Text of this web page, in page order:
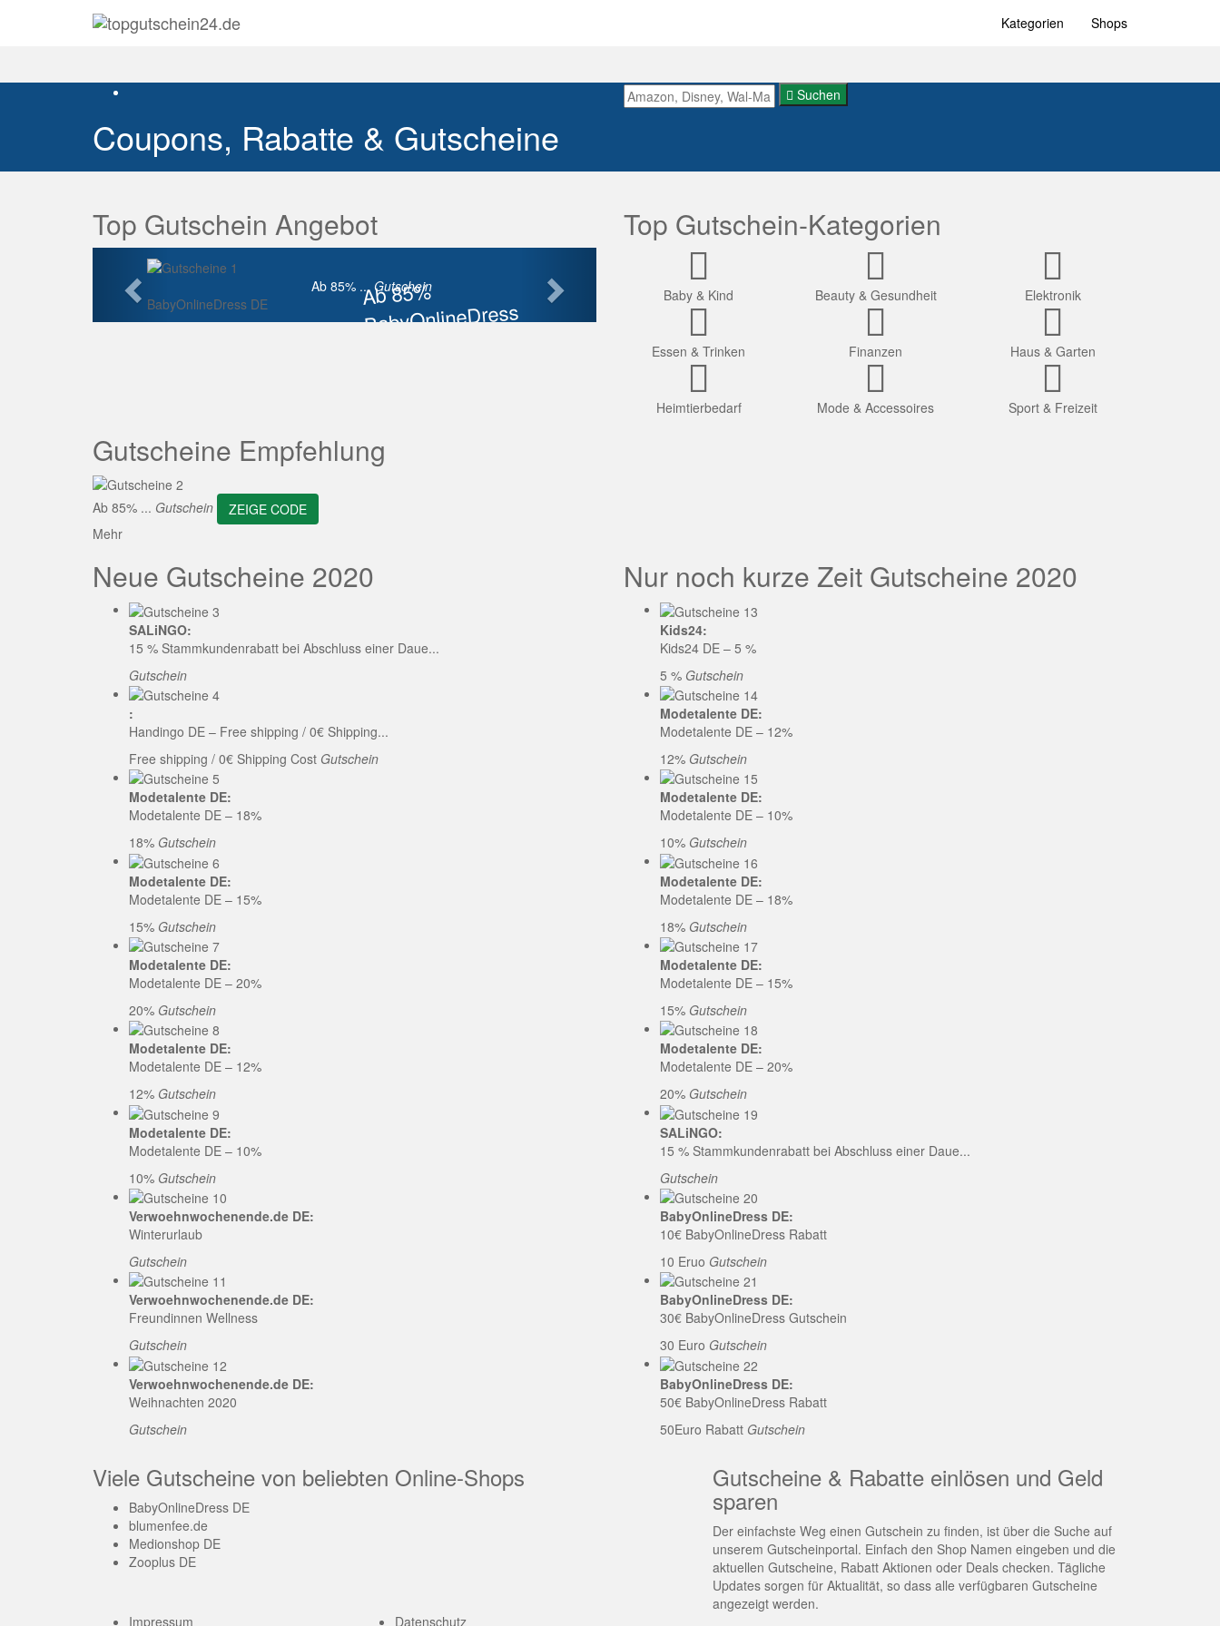
Kategorien Shops
Coupons, Rabatte & Gutscheine
Suchen
Top Gutschein Angebot
Ab 85%
BabyOnlineDress
Ab 85% ... Gutschein
BabyOnlineDress DE
Vorherige
Top Gutschein-Kategorien
Baby & Kind Beauty & Gesundheit Elektronik
Essen & Trinken Finanzen Haus & Garten
Heimtierbedarf Mode & Accessoires Sport & Freizeit
Gutscheine Empfehlung
Ab 85% ... Gutschein
ZEIGE CODE
Mehr
Neue Gutscheine 2020
SALiNGO:
15 % Stammkundenrabatt bei Abschluss einer Daue...
Gutschein
:
Handingo DE – Free shipping / 0€ Shipping...
Free shipping / 0€ Shipping Cost Gutschein
Modetalente DE:
Modetalente DE – 18%
18% Gutschein
Modetalente DE:
Modetalente DE – 15%
15% Gutschein
Modetalente DE:
Modetalente DE – 20%
20% Gutschein
Modetalente DE:
Modetalente DE – 12%
12% Gutschein
Modetalente DE:
Modetalente DE – 10%
10% Gutschein
Verwoehnwochenende.de DE:
Winterurlaub
Gutschein
Verwoehnwochenende.de DE:
Freundinnen Wellness
Gutschein
Verwoehnwochenende.de DE:
Weihnachten 2020
Gutschein
Nur noch kurze Zeit Gutscheine 2020
Kids24:
Kids24 DE – 5 %
5 % Gutschein
Modetalente DE:
Modetalente DE – 12%
12% Gutschein
Modetalente DE:
Modetalente DE – 10%
10% Gutschein
Modetalente DE:
Modetalente DE – 18%
18% Gutschein
Modetalente DE:
Modetalente DE – 15%
15% Gutschein
Modetalente DE:
Modetalente DE – 20%
20% Gutschein
SALiNGO:
15 % Stammkundenrabatt bei Abschluss einer Daue...
Gutschein
BabyOnlineDress DE:
10€ BabyOnlineDress Rabatt
10 Eruo Gutschein
BabyOnlineDress DE:
30€ BabyOnlineDress Gutschein
30 Euro Gutschein
BabyOnlineDress DE:
50€ BabyOnlineDress Rabatt
50Euro Rabatt Gutschein
Viele Gutscheine von beliebten Online-Shops
BabyOnlineDress DE
blumenfee.de
Medionshop DE
Zooplus DE
Gutscheine & Rabatte einlösen und Geld
sparen
Der einfachste Weg einen Gutschein zu finden, ist über die Suche auf
unserem Gutscheinportal. Einfach den Shop Namen eingeben und die
aktuellen Gutscheine, Rabatt Aktionen oder Deals checken. Tägliche
Updates sorgen für Aktualität, so dass alle verfügbaren Gutscheine
angezeigt werden.
Impressum
Datenschutz